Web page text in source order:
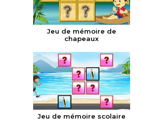
Jeu de mémoire de
chapeaux
Jeu de mémoire scolaire